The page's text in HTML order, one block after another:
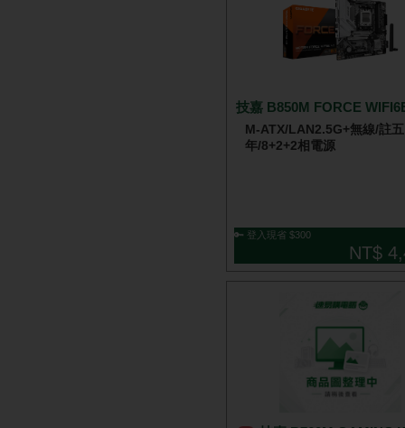
技嘉 B850M FORCE
M-ATX/LAN2.5G+無線/註五
年/8+2+2相電源
🔑 登入現省 $300
NT$